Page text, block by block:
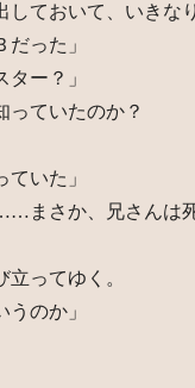
しておいて、いきな
った」
ー？」
っていたのか？
いた」
まさか、兄さんは
ってゆく。
のか」